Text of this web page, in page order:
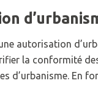
autorisation
la conformité
d’urbanisme. En